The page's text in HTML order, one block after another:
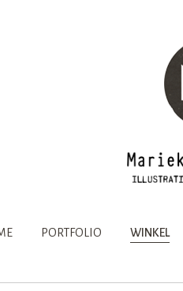
PORTFOLIO WINKEL